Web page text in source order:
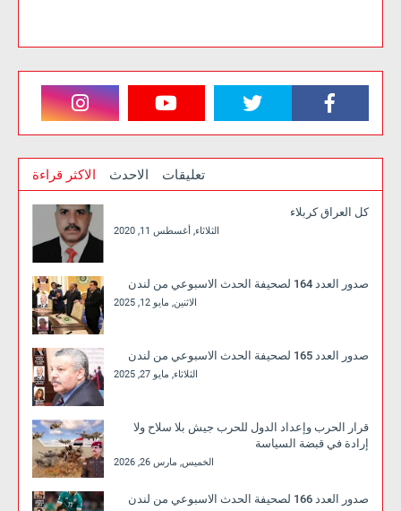
الاكثر قراءة الاحدث تعليقات
كل العراق كربلاء
الثلاثاء, أغسطس 11, 2020
صدور العدد 164 لصحيفة الحدث الاسبوعي من لندن
الاثنين, مايو 12, 2025
صدور العدد 165 لصحيفة الحدث الاسبوعي من لندن
الثلاثاء, مايو 27, 2025
قرار الحرب وإعداد الدول للحرب جيش بلا سلاح ولا
إرادة في قبضة السياسة
الخميس, مارس 26, 2026
صدور العدد 166 لصحيفة الحدث الاسبوعي من لندن